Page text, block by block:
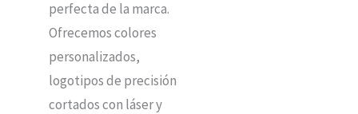
perfecta de la marca.
Ofrecemos colores
personalizados,
logotipos de precisión
cortados con láser y